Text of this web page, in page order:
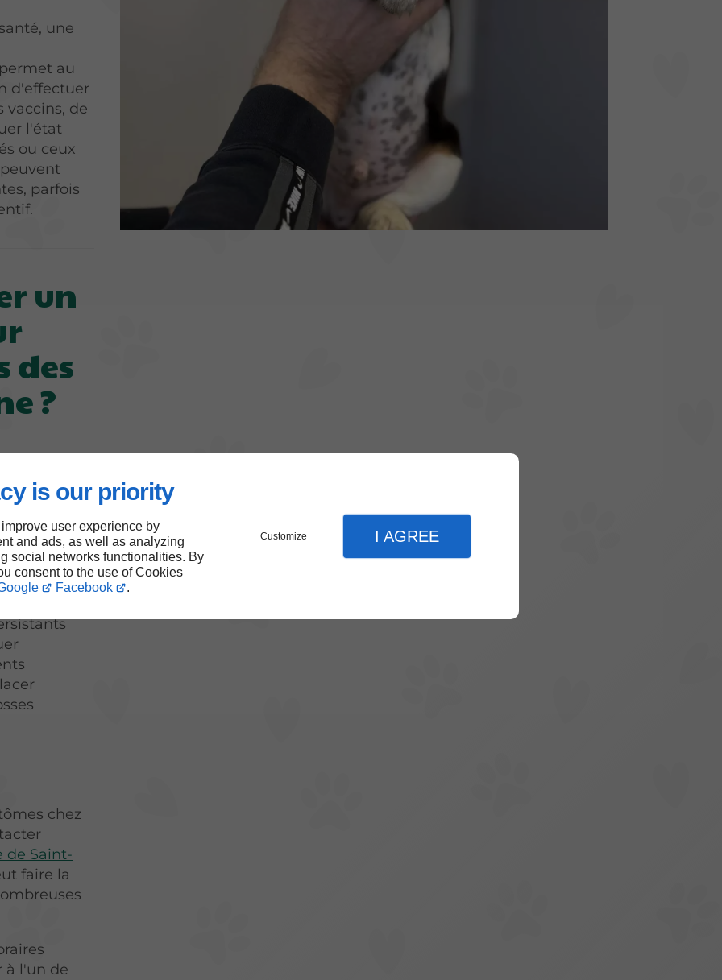
is our priority
user experience by
and ads, as well as analyzing
social networks functionalities. By
consent to the use of Cookies
Facebook .
Customize I AGREE
une
au
d'effectuer
vaccins, de
l'état
ou ceux
parfois
un
des
?
alerter et
pour
prochaine
:
la soif
chez
de Saint-
faire la
à l'un de